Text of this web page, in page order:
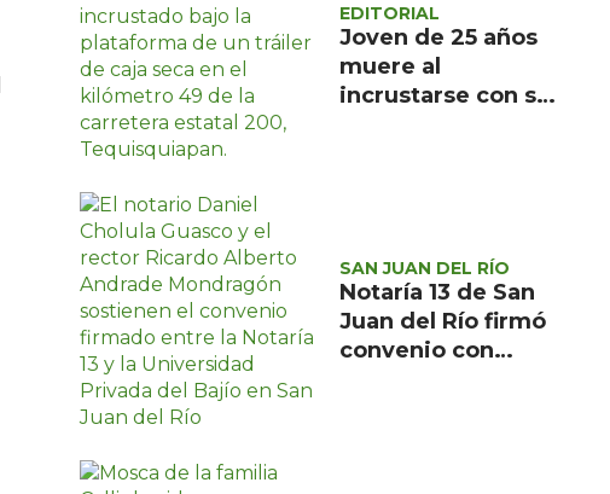
EDITORIAL
Joven de 25 años
muere al
incrustarse con su
SAN JUAN DEL RÍO
Notaría 13 de San
Juan del Río firmó
convenio con